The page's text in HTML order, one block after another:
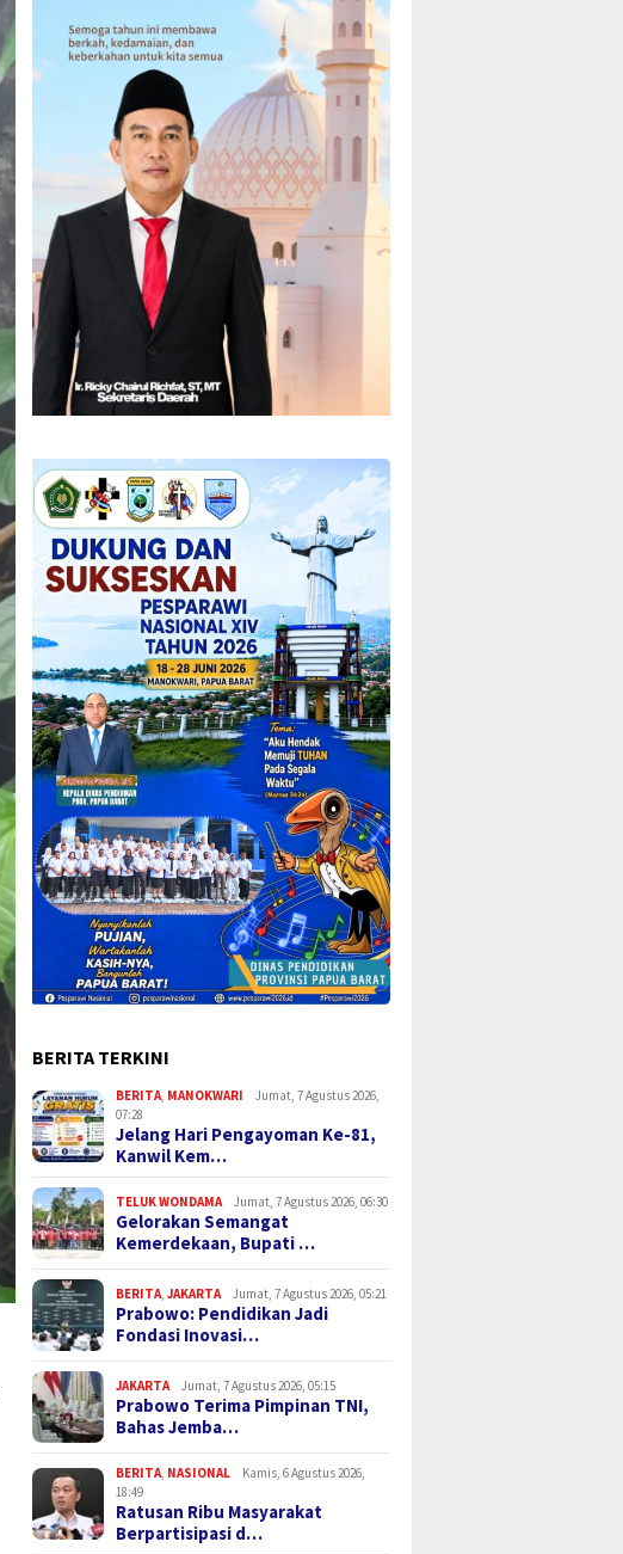
BERITA TERKINI
BERITA MANOKWARI
Jumat, 7 Agustus 2026,
07:28
Jelang Hari Pengayoman Ke-81,
Kanwil Kem…
TELUK WONDAMA Jumat, 7 Agustus 2026, 06:30
Gelorakan Semangat
Kemerdekaan, Bupati …
BERITA ,JAKARTA Jumat, 7 Agustus 2026, 05:21
Prabowo: Pendidikan Jadi
Fondasi Inovasi…
JAKARTA Jumat, 7 Agustus 2026, 05:15
Prabowo Terima Pimpinan TNI,
Bahas Jemba…
BERITA NASIONAL
Kamis, 6 Agustus 2026,
18:49
Ratusan Ribu Masyarakat
Berpartisipasi d…